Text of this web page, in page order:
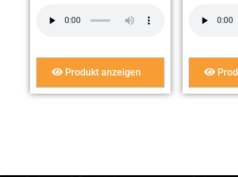
Produkt anzeigen